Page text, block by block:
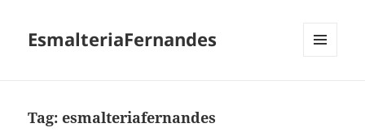
EsmalteriaFernandes
Tag:esmalteriafernandes